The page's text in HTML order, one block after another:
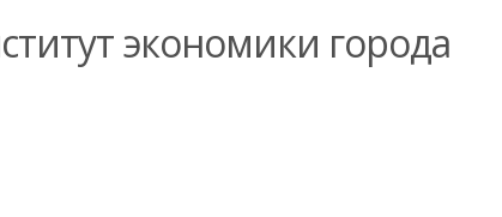
экономики города